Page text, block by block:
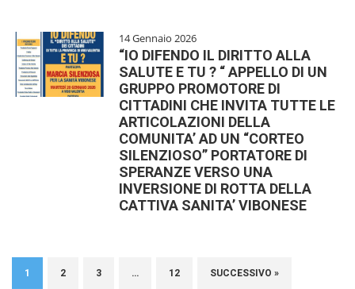
14 Gennaio 2026
“IO DIFENDO IL DIRITTO ALLA
SALUTE E TU ? “ APPELLO DI UN
GRUPPO PROMOTORE DI
CITTADINI CHE INVITA TUTTE LE
ARTICOLAZIONI DELLA
COMUNITA’ AD UN “CORTEO
SILENZIOSO” PORTATORE DI
SPERANZE VERSO UNA
INVERSIONE DI ROTTA DELLA
CATTIVA SANITA’ VIBONESE
1 2 3 … 12 SUCCESSIVO »